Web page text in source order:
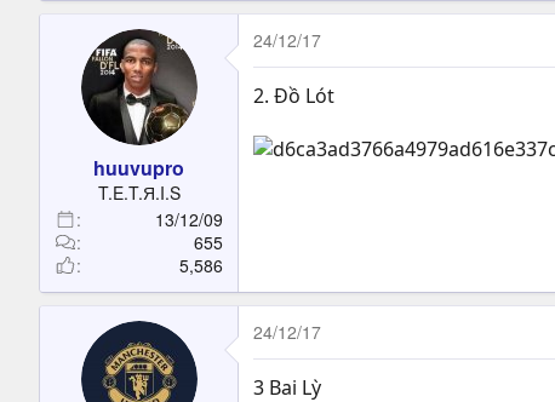
huuvupro
T.E.T.Я.I.S
13/12/09
655
5,586
24/12/17
2. Đồ Lót
24/12/17
3 Bai Lỳ